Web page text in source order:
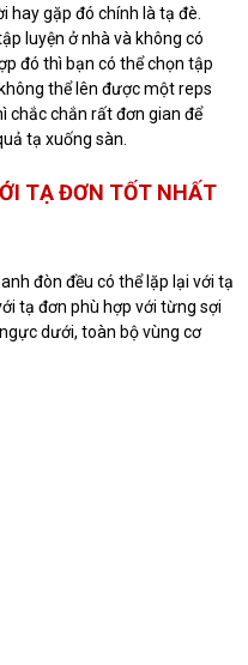
hay gặp đó chính là tạ đè.
luyện ở nhà và không có
đó thì bạn có thể chọn tập
thể lên được một reps
chắc chắn rất đơn gian để
tạ xuống sàn.
TẠ ĐƠN TỐT NHẤT
đòn đều có thể lặp lại với tạ
tạ đơn phù hợp với từng sợi
dưới, toàn bộ vùng cơ